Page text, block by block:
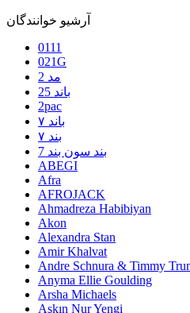
آرشیو خوانندگان
0111
021G
2 مد
25 باند
2pac
۷ باند
۷ بند
7 بند سون بند
ABEGI
Afra
AFROJACK
Ahmadreza Habibiyan
Akon
Alexandra Stan
Amir Khalvat
Andre Schnura & Timmy
Anyma Ellie Goulding
Arsha Michaels
Aşkın Nur Yengi